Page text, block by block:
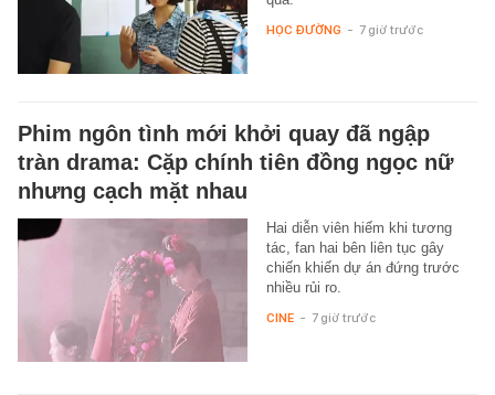
HỌC ĐƯỜNG - 7 giờ trước
Phim ngôn tình mới khởi quay đã ngập
tràn drama: Cặp chính tiên đồng ngọc nữ
nhưng cạch mặt nhau
Hai diễn viên hiếm khi tương
tác, fan hai bên liên tục gây
chiến khiến dự án đứng trước
nhiều rủi ro.
CINE - 7 giờ trước